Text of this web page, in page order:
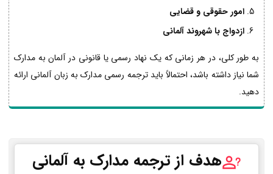
امور حقوقی و قضایی
ازدواج با شهروند آلمانی
به طور کلی، در هر زمانی که یک نهاد رسمی یا قانونی در آلمان به مدارک
شما نیاز داشته باشد، احتمالاً باید ترجمه رسمی مدارک به زبان آلمانی ارائه
دهید.
هدف از ترجمه مدارک به آلمانی